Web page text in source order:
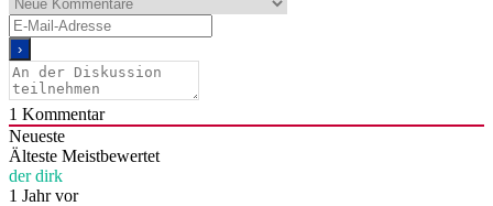
1 Kommentar
Neueste
Älteste Meistbewertet
der dirk
1 Jahr vor